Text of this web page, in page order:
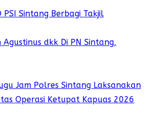
PSI Sintang Berbagi Takjil
dkk Di PN Sintang,
Jam Polres Sintang Laksanakan
Operasi Ketupat Kapuas 2026